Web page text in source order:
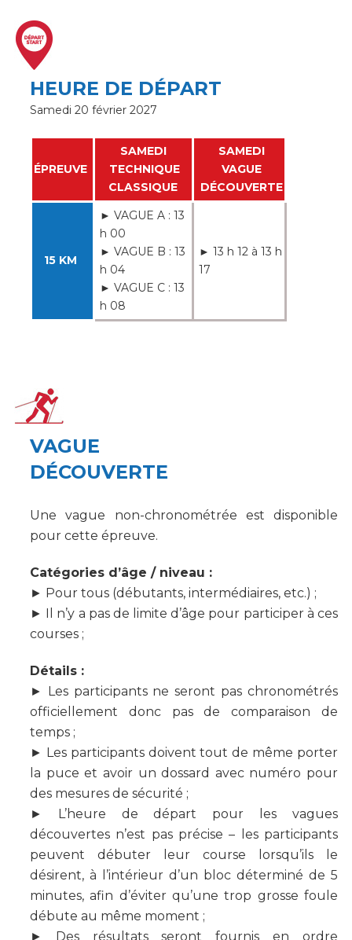
HEURE DE DÉPART
Samedi 20 février 2027
ÉPREUVE
SAMEDI
TECHNIQUE
CLASSIQUE
SAMEDI
VAGUE
DÉCOUVERTE
15 KM
► VAGUE A : 13
h 00
► VAGUE B : 13
h 04
► VAGUE C : 13
h 08
► 13 h 12 à 13 h
17
VAGUE
DÉCOUVERTE
Une vague non-chronométrée est disponible
pour cette épreuve.
Catégories d’âge / niveau :
► Pour tous (débutants, intermédiaires, etc.) ;
► Il n’y a pas de limite d’âge pour participer à ces
courses ;
Détails :
► Les participants ne seront pas chronométrés
officiellement donc pas de comparaison de
temps ;
► Les participants doivent tout de même porter
la puce et avoir un dossard avec numéro pour
des mesures de sécurité ;
► L’heure de départ pour les vagues
découvertes n’est pas précise – les participants
peuvent débuter leur course lorsqu’ils le
désirent, à l’intérieur d’un bloc déterminé de 5
minutes, afin d’éviter qu’une trop grosse foule
débute au même moment ;
► Des résultats seront fournis en ordre